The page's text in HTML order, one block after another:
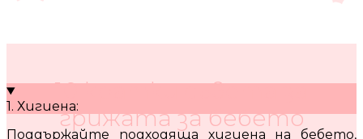
10 кратки съвета за
грижата за бебето
1. Хигиена:
Поддържайте подходяща хигиена на бебето,